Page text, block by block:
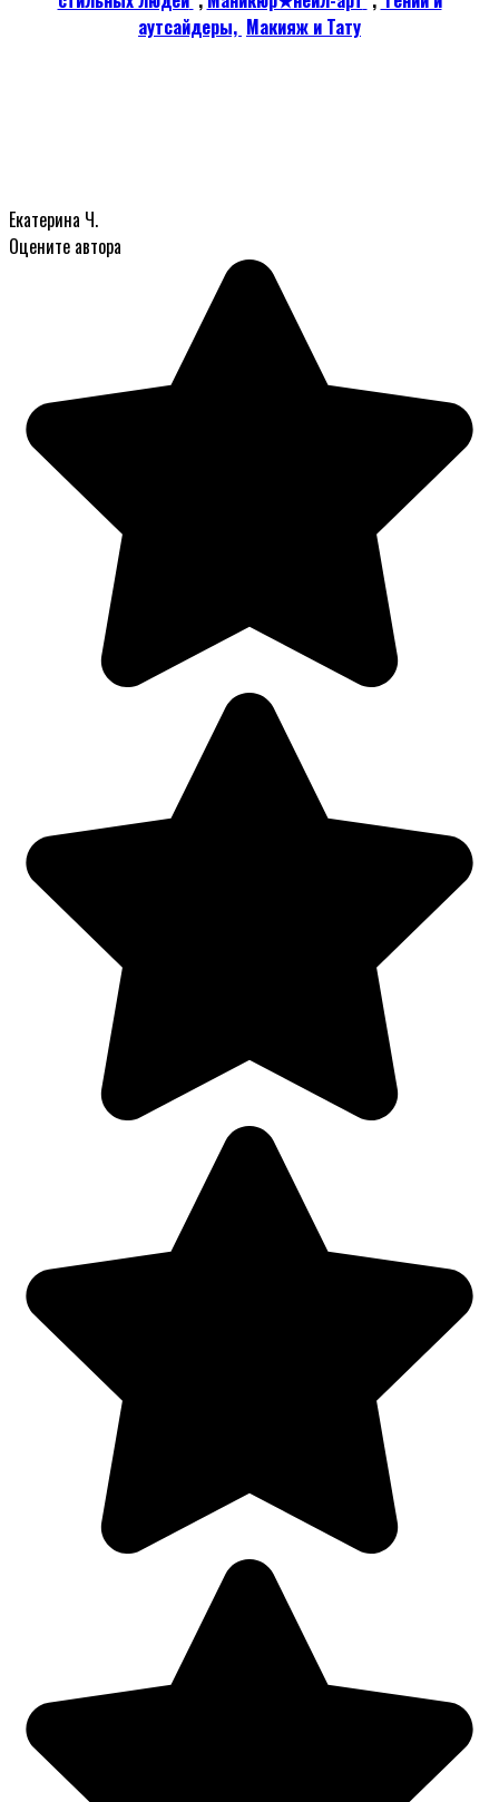
аутсайдеры, Макияж и Тату
Екатерина Ч.
Оцените автора